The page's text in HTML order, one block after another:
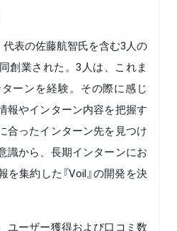
表の佐藤航智氏を含む3人の
創業された。3人は、これま
ーンを経験。その際に感じ
報やインターン内容を把握す
合ったインターン先を見つけ
識から、長期インターンにお
集約した『Voil』の開発を決
ユーザー獲得および口コミ数